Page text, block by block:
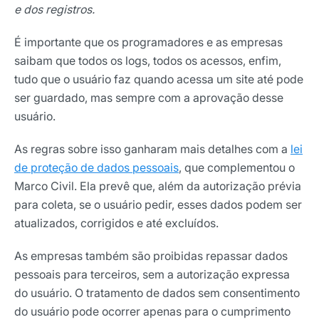
e dos registros.
É importante que os programadores e as empresas
saibam que todos os logs, todos os acessos, enfim,
tudo que o usuário faz quando acessa um site até pode
ser guardado, mas sempre com a aprovação desse
usuário.
As regras sobre isso ganharam mais detalhes com a lei
de proteção de dados pessoais, que complementou o
Marco Civil. Ela prevê que, além da autorização prévia
para coleta, se o usuário pedir, esses dados podem ser
atualizados, corrigidos e até excluídos.
As empresas também são proibidas repassar dados
pessoais para terceiros, sem a autorização expressa
do usuário. O tratamento de dados sem consentimento
do usuário pode ocorrer apenas para o cumprimento